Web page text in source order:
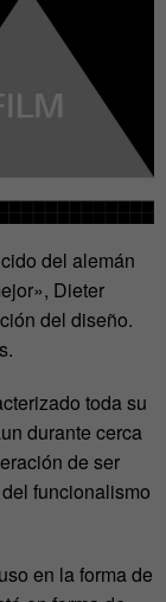
del alemán
Dieter
del diseño.
toda su
durante cerca
de ser
funcionalismo
en la forma de